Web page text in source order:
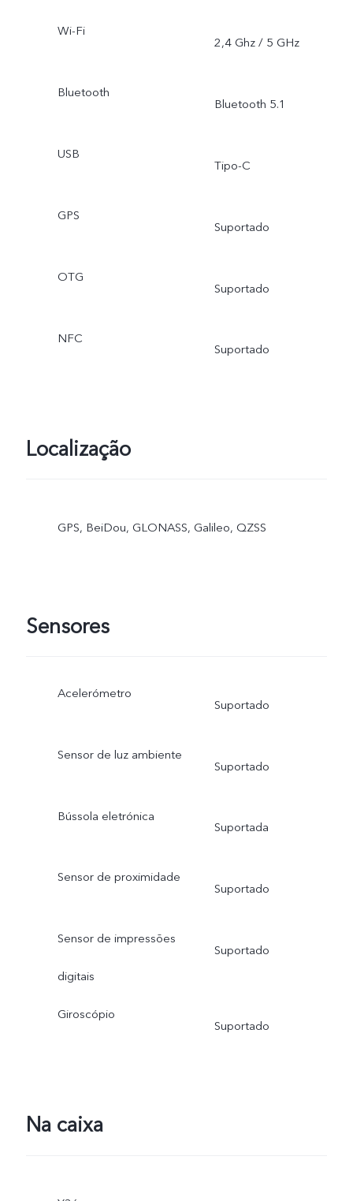
Wi-Fi
2,4 Ghz / 5 GHz
Bluetooth
Bluetooth 5.1
USB
Tipo-C
GPS
Suportado
OTG
Suportado
NFC
Suportado
Localização
GPS, BeiDou, GLONASS, Galileo, QZSS
Sensores
Acelerómetro
Suportado
Sensor de luz ambiente
Suportado
Bússola eletrónica
Suportada
Sensor de proximidade
Suportado
Sensor de impressões
digitais
Suportado
Giroscópio
Suportado
Na caixa